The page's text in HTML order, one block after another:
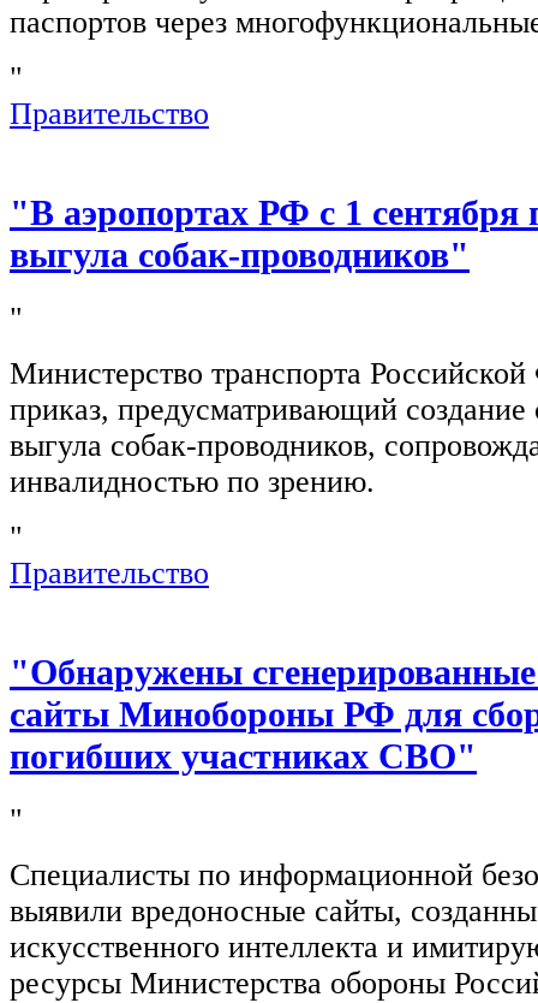
паспортов через
"
Правительство
"В аэропортах РФ с 1 сентября
выгула собак-проводников"
"
Министерство транспорта
приказ, предусматривающий создание
выгула собак-проводников,
инвалидностью по зрению.
"
Правительство
"Обнаружены
сайты Минобороны РФ для
погибших участниках СВО"
"
Специалисты по информационной
выявили вредоносные сайты,
искусственного интеллекта и
ресурсы Министерства обороны